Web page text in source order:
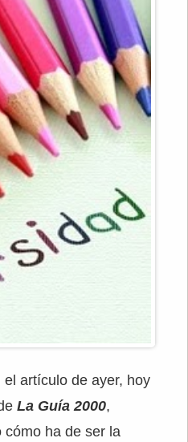
artículo de ayer, hoy
La Guía 2000,
ha de ser la